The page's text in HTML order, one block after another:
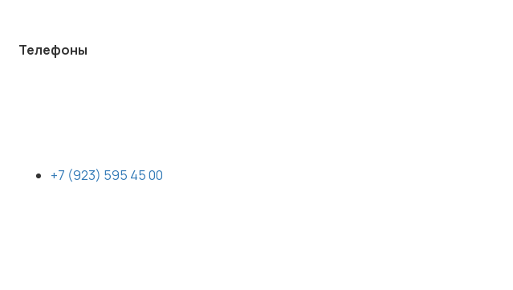
Телефоны
+7 (923) 595 45 00